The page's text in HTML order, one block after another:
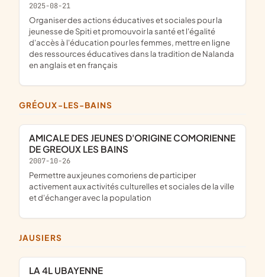
2025-08-21
organiser des actions éducatives et sociales pour la
jeunesse de Spiti et promouvoir la santé et l'égalité
d'accès à l'éducation pour les femmes, mettre en ligne
des ressources éducatives dans la tradition de Nalanda
en anglais et en français
GRÉOUX-LES-BAINS
AMICALE DES JEUNES D'ORIGINE COMORIENNE
DE GREOUX LES BAINS
2007-10-26
permettre aux jeunes comoriens de participer
activement aux activités culturelles et sociales de la ville
et d'échanger avec la population
JAUSIERS
LA 4L UBAYENNE